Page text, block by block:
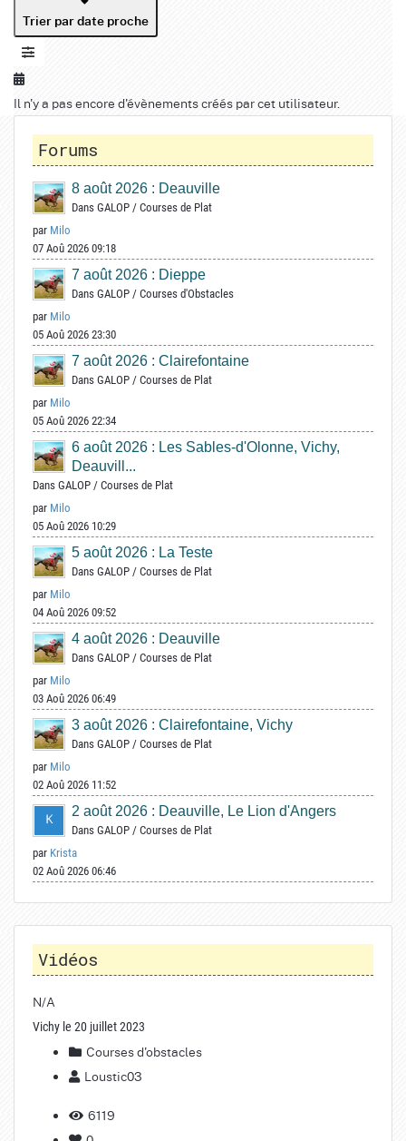
Trier par date proche
Il n'y a pas encore d'évènements créés par cet utilisateur.
Forums
8 août 2026 : Deauville
Dans GALOP / Courses de Plat
par Milo
07 Aoû 2026 09:18
7 août 2026 : Dieppe
Dans GALOP / Courses d'Obstacles
par Milo
05 Aoû 2026 23:30
7 août 2026 : Clairefontaine
Dans GALOP / Courses de Plat
par Milo
05 Aoû 2026 22:34
6 août 2026 : Les Sables-d'Olonne, Vichy,
Deauvill...
Dans GALOP / Courses de Plat
par Milo
05 Aoû 2026 10:29
5 août 2026 : La Teste
Dans GALOP / Courses de Plat
par Milo
04 Aoû 2026 09:52
4 août 2026 : Deauville
Dans GALOP / Courses de Plat
par Milo
03 Aoû 2026 06:49
3 août 2026 : Clairefontaine, Vichy
Dans GALOP / Courses de Plat
par Milo
02 Aoû 2026 11:52
2 août 2026 : Deauville, Le Lion d'Angers
Dans GALOP / Courses de Plat
par Krista
02 Aoû 2026 06:46
Vidéos
N/A
Vichy le 20 juillet 2023
Courses d'obstacles
Loustic03
6119